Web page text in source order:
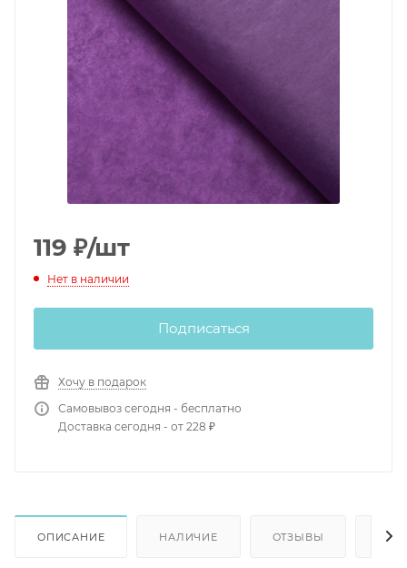
119 ₽/шт
Нет в наличии
Подписаться
Хочу в подарок
Самовывоз сегодня - бесплатно
Доставка сегодня - от 228 ₽
ОПИСАНИЕ НАЛИЧИЕ ОТЗЫВЫ